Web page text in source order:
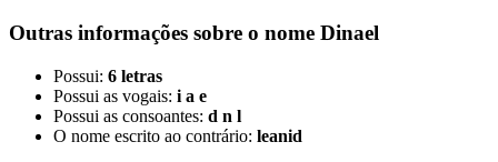
Outras informações sobre o nome Dinael
Possui: 6 letras
Possui as vogais: i a e
Possui as consoantes: d n l
O nome escrito ao contrário: leanid